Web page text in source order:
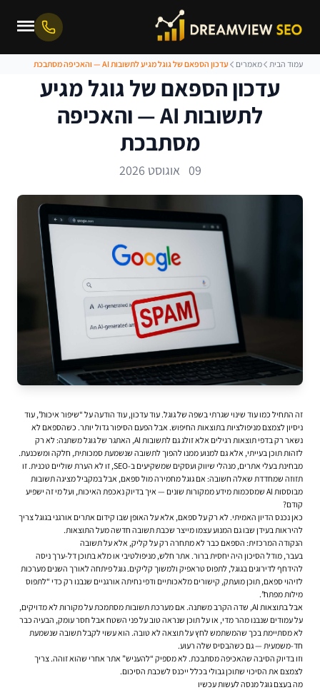
עמוד הבית מאמרים עדכון הספאם של גוגל מגיע לתשובות AI — והאכיפה מסתבכת
עדכון הספאם של גוגל מגיע
לתשובות AI — והאכיפה
מסתבכת
09 אוגוסט 2026
זה התחיל כמו עוד שינוי שגרתי בשפה של גוגל. עוד עדכון, עוד הודעה על “שיפור איכות”, עוד
ניסיון לצמצם מניפולציות בתוצאות החיפוש. אבל הפעם הסיפור גדול יותר. כשהספאם לא
נשאר רק בדפי תוצאות רגילים אלא זולג גם לתשובות AI, האתגר של גוגל משתנה: לא רק
לזהות תוכן בעייתי, אלא גם למנוע ממנו להפוך לתשובה שנשמעת סמכותית, חלקה ומשכנעת.
מבחינת בעלי אתרים, מנהלי שיווק ועסקים שמשקיעים ב-SEO, זו לא הערת שוליים טכנית. זו
תזוזה שמחדדת שאלה חשובה: אם גוגל מחמירה מול ספאם, אבל במקביל מציגה תשובות
מבוססות AI שמסכמות מידע ממקורות שונים — איך בדיוק נאכפת האיכות, ועל מי זה ישפיע
קודם?
כאן נכנס הדיון האמיתי. לא רק על ספאם, אלא על האופן שבו קידום אתרים אורגני בגוגלצריך
להיראות בעידן שבו גם המנוע עצמו מייצר שכבת תשובה חדשה מעל התוצאות.
הנקודה המרכזית: הספאם כבר לא מתחרה רק על קליק, אלא על תשובה
בעבר, מודל הסיכון היה יחסית ברור. אתר חלש, מניפולטיבי או מלא בתוכן דל-ערך ניסה
להידחף לדירוגים בגוגל, לתפוס טראפיק ולמשוך קליקים. גוגל פיתחה לאורך השנים מערכות
לזיהוי ספאם, תוכן מועתק, קישורים מלאכותיים ודפי נחיתה אורגניים שנבנו רק כדי “לתפוס
מילות מפתח”.
אבל בתוצאות AI, שדה הקרב משתנה. אם מערכת תשובות מסתמכת על מקורות לא מדויקים,
על עמודים שנבנו מהר מדי, או על תוכן שנראה טוב על פני השטח אבל חסר עומק, הבעיה כבר
לא מסתיימת בכך שהמשתמש לחץ על תוצאה לא טובה. הוא עשוי לקבל תשובה שנשמעת
חד-משמעית — גם כשהבסיס שלה רעוע.
וזו בדיוק הסיבה שהאכיפה מסתבכת. לא מספיק “להעניש” אתר אחרי שהוא זוהה. צריך
לצמצם את הסיכוי שתוכן גבולי בכלל ייכנס לשכבת הסיכום.
מה בעצם גוגל מנסה לעשות עכשיו